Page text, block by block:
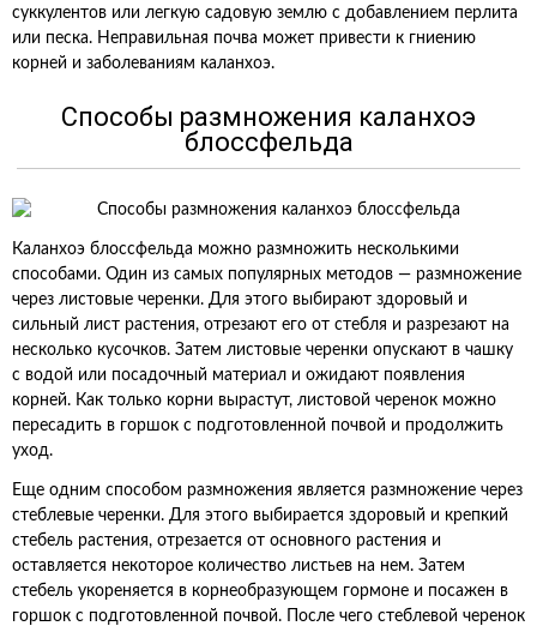
суккулентов или легкую садовую землю с добавлением перлита
или песка. Неправильная почва может привести к гниению
корней и заболеваниям каланхоэ.
Способы размножения каланхоэ
блоссфельда
Каланхоэ блоссфельда можно размножить несколькими
способами. Один из самых популярных методов — размножение
через листовые черенки. Для этого выбирают здоровый и
сильный лист растения, отрезают его от стебля и разрезают на
несколько кусочков. Затем листовые черенки опускают в чашку
с водой или посадочный материал и ожидают появления
корней. Как только корни вырастут, листовой черенок можно
пересадить в горшок с подготовленной почвой и продолжить
уход.
Еще одним способом размножения является размножение через
стеблевые черенки. Для этого выбирается здоровый и крепкий
стебель растения, отрезается от основного растения и
оставляется некоторое количество листьев на нем. Затем
стебель укореняется в корнеобразующем гормоне и посажен в
горшок с подготовленной почвой. После чего стеблевой черенок